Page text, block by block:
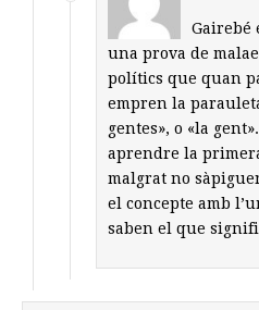
Gairebé
una prova de
polítics que quan
empren la
gentes», o «la
aprendre la
malgrat no
el concepte amb
saben el que